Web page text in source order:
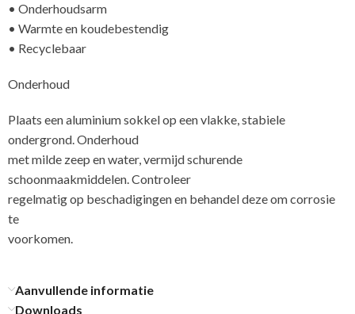
• Onderhoudsarm
• Warmte en koudebestendig
• Recyclebaar
Onderhoud
Plaats een aluminium sokkel op een vlakke, stabiele
ondergrond. Onderhoud
met milde zeep en water, vermijd schurende
schoonmaakmiddelen. Controleer
regelmatig op beschadigingen en behandel deze om corrosie
te
Aanvullende informatie
Downloads